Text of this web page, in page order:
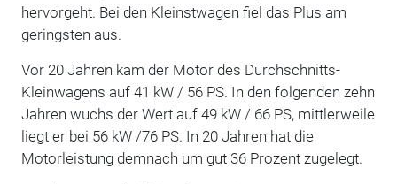
hervorgeht. Bei den Kleinstwagen fiel das Plus am
geringsten aus.
Vor 20 Jahren kam der Motor des Durchschnitts-
Kleinwagens auf 41 kW / 56 PS. In den folgenden zehn
Jahren wuchs der Wert auf 49 kW / 66 PS, mittlerweile
liegt er bei 56 kW /76 PS. In 20 Jahren hat die
Motorleistung demnach um gut 36 Prozent zugelegt.